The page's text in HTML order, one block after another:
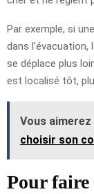
Par exemple, si
dans l’évacuation,
se déplace plus
est localisé tôt,
Vous aimerez
choisir son
Pour faire